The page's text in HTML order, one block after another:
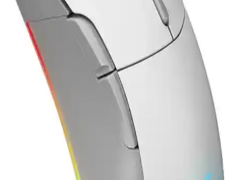
Claw's Nexus X1 ve Everest SM-GX21 Starty RGB
Oyuncu Fareleri Karşılaştırması
Claw's Nexus X1 ve Everest SM-GX21 Starty RGB fareleri, farklı
özellikler ve performans seviyeleriyle öne çıkıyor. DPI, tasarım ve
yazılım imkanları karşılaştırılarak en uygun seçim yapılabilir.
Ajazz AJ139 Pro Kablosuz Oyuncu Mouse: Yüksek
Performans ve Ergonomik Tasarım
Ajazz AJ139 Pro, yüksek DPI, hafif tasarım ve kablosuz bağlantı
özellikleriyle oyun deneyimini artıran profesyonel bir oyuncu
A4Tech XL-750BH ve Attack Shark X3 Pro:
Oyuncu Fareleri Karşılaştırması ve Özellikleri